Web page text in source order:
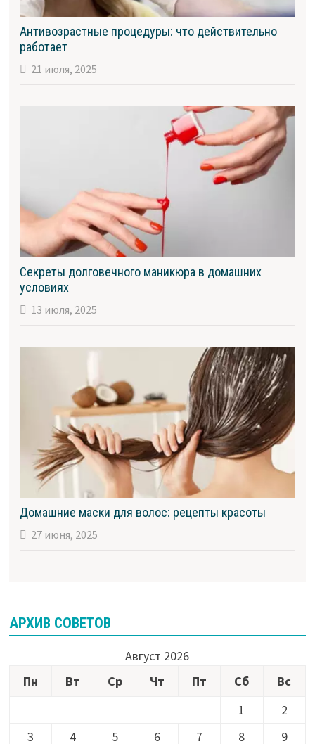
Антивозрастные процедуры: что действительно
работает
21 июля, 2025
Секреты долговечного маникюра в домашних
условиях
13 июля, 2025
Домашние маски для волос: рецепты красоты
27 июня, 2025
АРХИВ СОВЕТОВ
Август 2026
Пн
Вт Ср Чт Пт Сб
Вс
1
2
3
4 5 6 7 8 9